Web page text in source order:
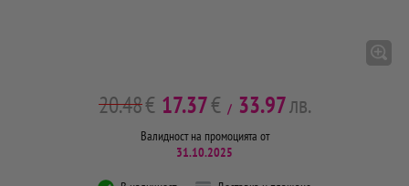
20.48€ 17.37€ / 33.97лв.
Валидност на промоцията от
31.10.2025